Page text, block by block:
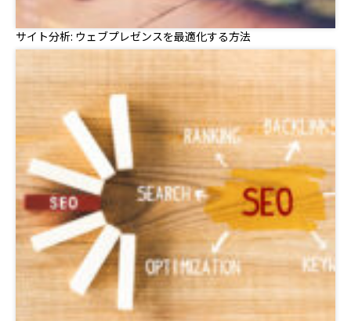
サイト分析: ウェブプレゼンスを最適化する方法